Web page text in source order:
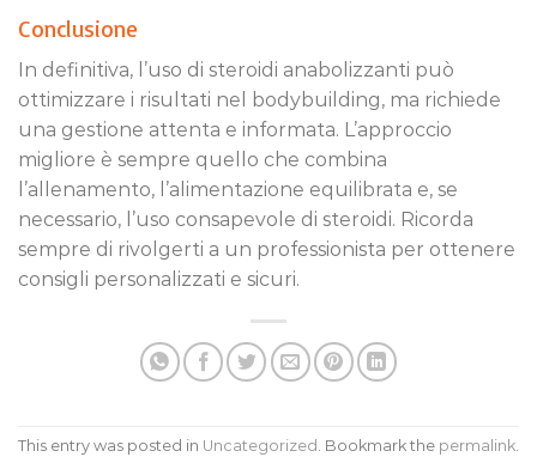
Conclusione
In definitiva, l’uso di steroidi anabolizzanti può
ottimizzare i risultati nel bodybuilding, ma richiede
una gestione attenta e informata. L’approccio
migliore è sempre quello che combina
l’allenamento, l’alimentazione equilibrata e, se
necessario, l’uso consapevole di steroidi. Ricorda
sempre di rivolgerti a un professionista per ottenere
consigli personalizzati e sicuri.
This entry was posted in Uncategorized . Bookmark the permalink.